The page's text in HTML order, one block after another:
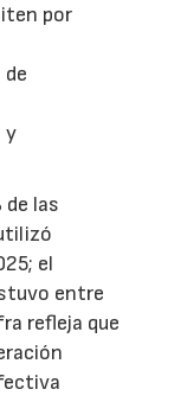
por
y
las
el
entre
refleja que